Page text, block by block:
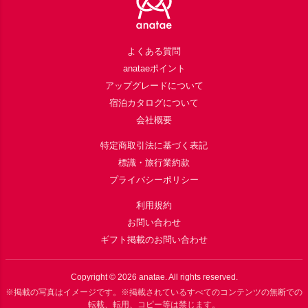
よくある質問
anataeポイント
アップグレードについて
宿泊カタログについて
会社概要
特定商取引法に基づく表記
標識・旅行業約款
プライバシーポリシー
利用規約
お問い合わせ
ギフト掲載のお問い合わせ
Copyright © 2026 anatae. All rights reserved.
※掲載の写真はイメージです。※掲載されているすべてのコンテンツの無断での
転載、転用、コピー等は禁じます。